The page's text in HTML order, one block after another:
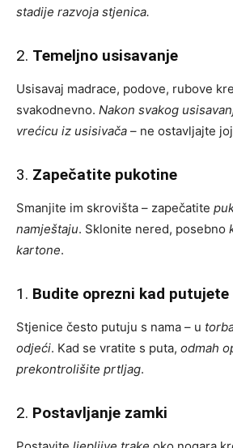
stadije razvoja stjenica.
2. Temeljno usisavanje
Usisavaj madrace, podove, rubove
svakodnevno. Nakon svakog
vrećicu iz usisivača – ne ostavljajte
3. Zapečatite pukotine
Smanjite im skrovišta – zapečatite
namještaju. Sklonite nered, posebno
kartone.
1. Budite oprezni kad putujete
Stjenice često putuju s nama – u
odjeći. Kad se vratite s puta, odmah
prekontrolišite prtljag.
2. Postavljanje zamki